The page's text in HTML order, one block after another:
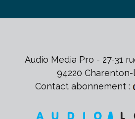
Audio Media Pro - 27-31
94220
Contact abonnement :